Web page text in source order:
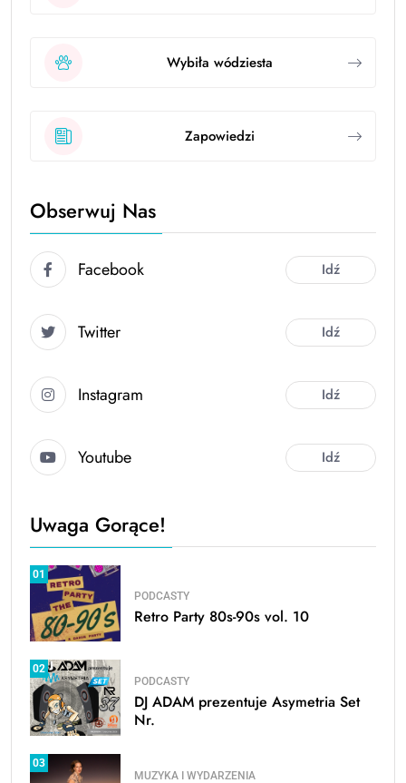
Wybiła wódziesta
Zapowiedzi
Obserwuj Nas
Facebook Idź
Twitter Idź
Instagram Idź
Youtube Idź
Uwaga Gorące!
01
PODCASTY
Retro Party 80s-90s vol. 10
02
PODCASTY
DJ ADAM prezentuje Asymetria Set
Nr.
03
MUZYKA I WYDARZENIA